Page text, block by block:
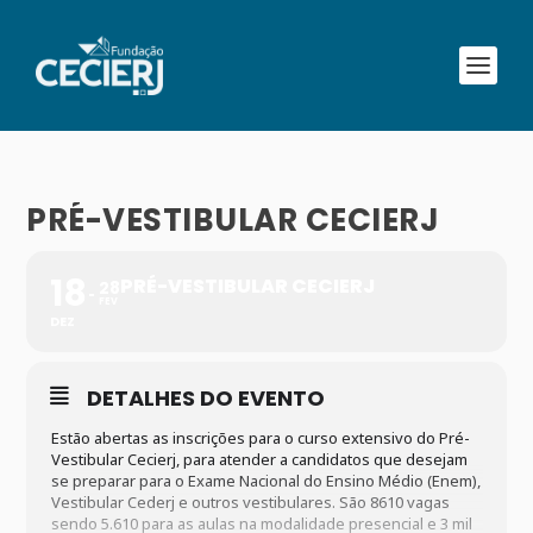
PRÉ-VESTIBULAR CECIERJ
DETALHES DO EVENTO
Estão abertas as inscrições para o curso extensivo do Pré-
Vestibular Cecierj, para atender a candidatos que desejam
se preparar para o Exame Nacional do Ensino Médio (Enem),
Vestibular Cederj e outros vestibulares. São 8610 vagas
sendo 5.610 para as aulas na modalidade presencial e 3 mil